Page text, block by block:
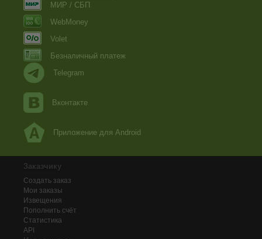
МИР / СБП
WebMoney
Volet
Безналичный платеж
Telegram
Вконтакте
Приложение для Android
Заказчику
Создать заказ
Мои заказы
Извещения
Пополнить счёт
Статистика
API